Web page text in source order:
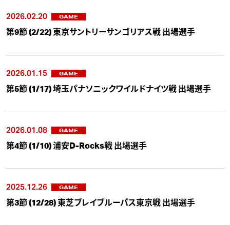
2026.02.20 GAME
第9節 (2/22) 東京サントリーサンゴリアス戦 出場選手
2026.01.15 GAME
第5節 (1/17) 埼玉パナソニックワイルドナイツ戦 出場選手
2026.01.08 GAME
第4節 (1/10) 浦安D-Rocks戦 出場選手
2025.12.26 GAME
第3節 (12/28) 東芝ブレイブルーパス東京戦 出場選手